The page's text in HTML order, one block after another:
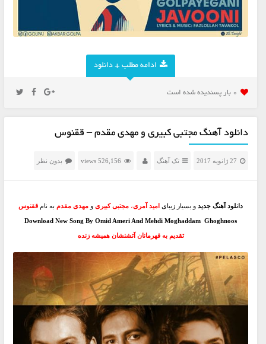
ادامه مطلب + دانلود
0 بار پسنديده شده است
دانلود آهنگ مجتبی کبیری و مهدى مقدم – ققنوس
27 ژانویه 2017 تک آهنگ 526,156 views بدون نظر
دانلود آهنگ جدید و بسیار زیبای امید آمری، مجتبی کبیریو مهدى مقدم به نام ققنوس
Download New Song By Omid Ameri And Mehdi Moghaddam Ghoghnoos
تقدیم به قهرمانان آتشنشان همیشه زنده